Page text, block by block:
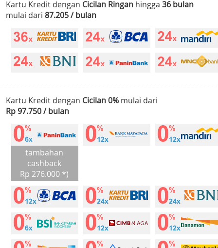
Kartu Kredit dengan Cicilan Ringan hingga 36 bulan
mulai dari 87.205 / bulan
Kartu Kredit dengan Cicilan 0% mulai dari
Rp 97.750 / bulan
tambahan
cashback
Rp 276.000 *)